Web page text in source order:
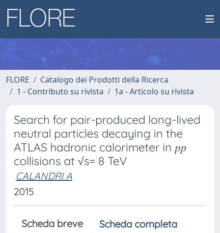
FLORE
Catalogo dei Prodotti della Ricerca
1 - Contributo su rivista
1a - Articolo su rivista
Search for pair-produced long-lived
neutral particles decaying in the
ATLAS hadronic calorimeter in 𝑝𝑝
collisions at √s= 8 TeV
CALANDRI A
2015
Scheda breve
Scheda completa